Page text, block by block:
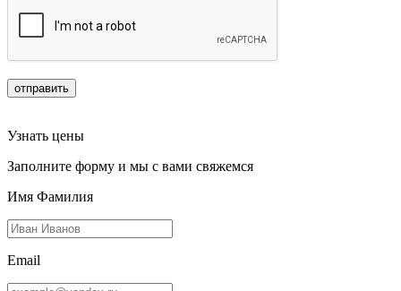
отправить
Узнать цены
Заполните форму и мы с вами свяжемся
Имя Фамилия
Email